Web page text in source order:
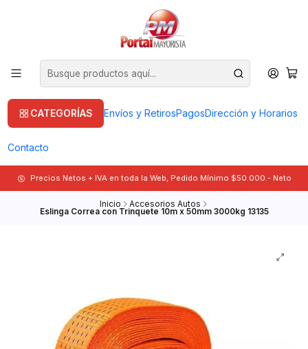
CATEGORÍAS Envíos y RetirosPagosDirección y Horarios
Contacto
Precios Netos + IVA en toda la Web, Pedido Mínimo $50.000.- Neto
Inicio Accesorios Autos
Eslinga Correa con Trinquete 10m x 50mm 3000kg 13135